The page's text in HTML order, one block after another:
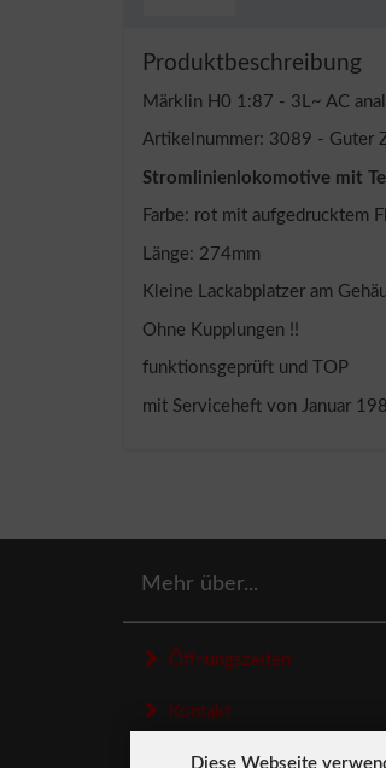
Produktbeschreibung
Märklin H0 1:87 - 3L~ AC
Artikelnummer: 3089 - Guter
Stromlinienlokomotive mit
Farbe: rot mit aufgedrucktem
Länge: 274mm
Kleine Lackabplatzer am
Ohne Kupplungen !!
funktionsgeprüft und TOP
mit Serviceheft von Januar
Mehr über...
Öffnungszeiten
Kontakt
Sitemap
Diese Webseite